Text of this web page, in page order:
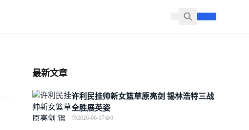
最新文章
许利民挂帅新女篮草原亮剑 锡林浩特三战
全胜展英姿
2026-06-17 0